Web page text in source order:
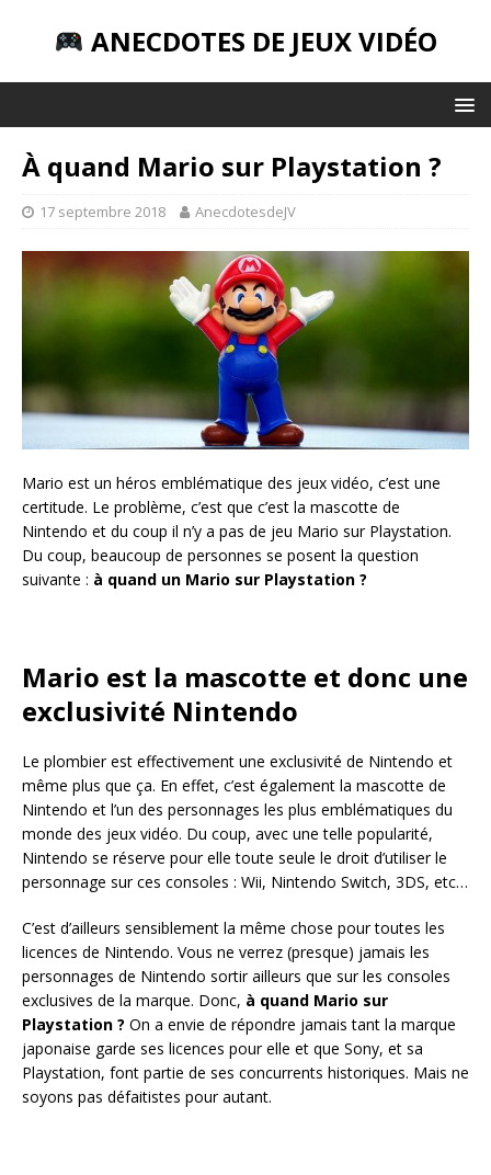
ANECDOTES DE JEUX VIDÉO
À quand Mario sur Playstation ?
17 septembre 2018 AnecdotesdeJV
Mario est un héros emblématique des jeux vidéo, c’est une
certitude. Le problème, c’est que c’est la mascotte de
Nintendo et du coup il n’y a pas de jeu Mario sur Playstation.
Du coup, beaucoup de personnes se posent la question
suivante : à quand un Mario sur Playstation ?
Mario est la mascotte et donc une
exclusivité Nintendo
Le plombier est effectivement une exclusivité de Nintendo et
même plus que ça. En effet, c’est également la mascotte de
Nintendo et l’un des personnages les plus emblématiques du
monde des jeux vidéo. Du coup, avec une telle popularité,
Nintendo se réserve pour elle toute seule le droit d’utiliser le
personnage sur ces consoles : Wii, Nintendo Switch, 3DS, etc…
C’est d’ailleurs sensiblement la même chose pour toutes les
licences de Nintendo. Vous ne verrez (presque) jamais les
personnages de Nintendo sortir ailleurs que sur les consoles
exclusives de la marque. Donc, à quand Mario sur
Playstation ? On a envie de répondre jamais tant la marque
japonaise garde ses licences pour elle et que Sony, et sa
Playstation, font partie de ses concurrents historiques. Mais ne
soyons pas défaitistes pour autant.